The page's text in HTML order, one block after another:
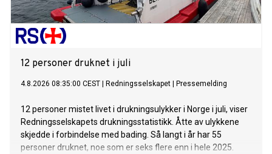
12 personer druknet i juli
4.8.2026 08:35:00 CEST Redningsselskapet Pressemelding
12 personer mistet livet i drukningsulykker i Norge i juli, viser
Redningsselskapets drukningsstatistikk. Åtte av ulykkene
skjedde i forbindelse med bading. Så langt i år har 55
personer druknet, noe som er seks flere enn i hele 2025.